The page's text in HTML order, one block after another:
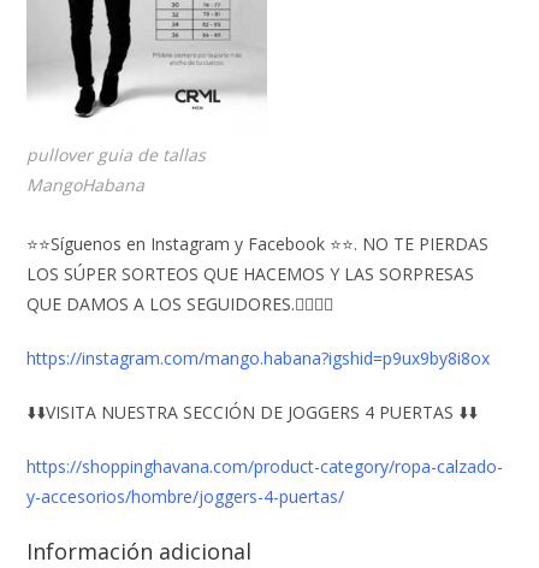
pullover guia de tallas
MangoHabana
⭐⭐Síguenos en Instagram y Facebook ⭐⭐. NO TE PIERDAS
LOS SÚPER SORTEOS QUE HACEMOS Y LAS SORPRESAS
QUE DAMOS A LOS SEGUIDORES.👇🏻👇🏻
https://instagram.com/mango.habana?igshid=p9ux9by8i8ox
⬇️⬇️VISITA NUESTRA SECCIÓN DE JOGGERS 4 PUERTAS ⬇️⬇️
https://shoppinghavana.com/product-category/ropa-calzado-
y-accesorios/hombre/joggers-4-puertas/
Información adicional